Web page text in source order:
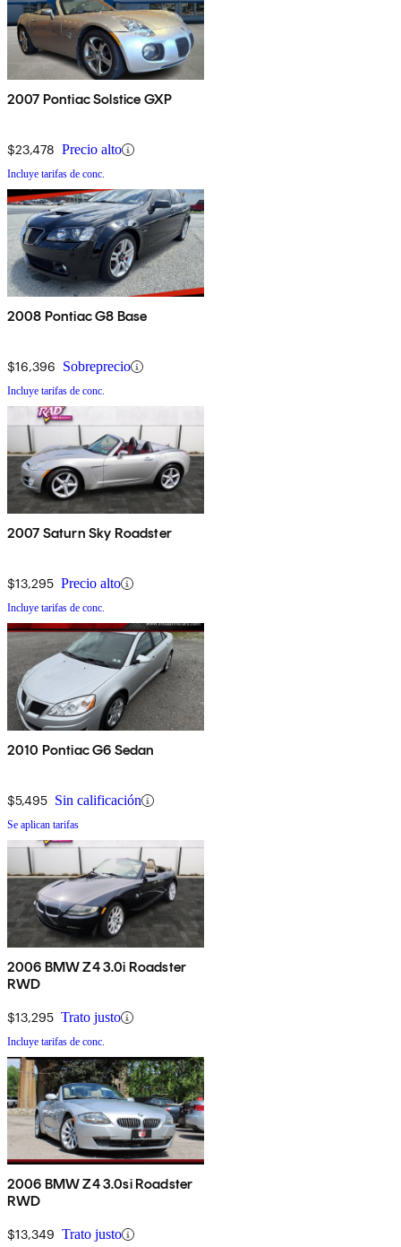
2007 Pontiac Solstice GXP
$23,478 Precio alto
Incluye tarifas de conc.
2008 Pontiac G8 Base
$16,396 Sobreprecio
Incluye tarifas de conc.
2007 Saturn Sky Roadster
$13,295 Precio alto
Incluye tarifas de conc.
2010 Pontiac G6 Sedan
$5,495 Sin calificación
Se aplican tarifas
2006 BMW Z4 3.0i Roadster
RWD
$13,295 Trato justo
Incluye tarifas de conc.
2006 BMW Z4 3.0si Roadster
RWD
$13,349 Trato justo